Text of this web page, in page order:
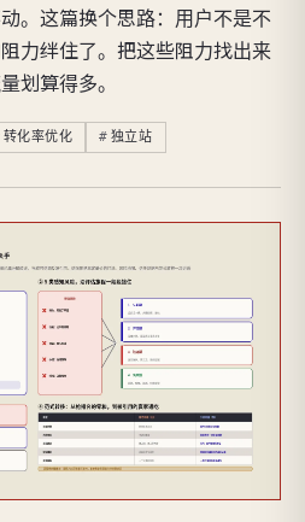
。这篇换个思路：用户不是不
力绊住了。把这些阻力找出来
划算得多。
转化率优化 独立站